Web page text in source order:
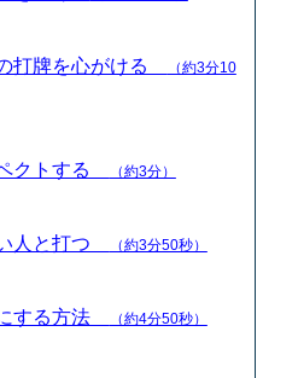
打牌を心がける
（約3分10
クトする （約3分）
人と打つ （約3分50秒）
する方法 （約4分50秒）